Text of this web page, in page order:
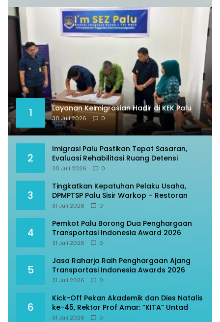
1 Layanan Keimigrasian Hadir di KEK Palu
30 Juli 2026 0
2
Imigrasi Palu Pastikan Tepat Sasaran,
Evaluasi Rehabilitasi Ruang Detensi
30 Juli 2026 0
3
Tingkatkan Kepatuhan Pelaku Usaha,
DPMPTSP Palu Sisir Warkop – Restoran
31 Juli 2026 0
4
Pemkot Palu Borong Dua Penghargaan
Transportasi Indonesia Award 2026
31 Juli 2026 0
5
Jasa Raharja Raih Penghargaan Ajang
Transportasi Indonesia Awards 2026
31 Juli 2026 0
6
Kick-Off Pekan Akademik dan Dies Natalis
ke-45, Rektor Prof Amar: “KITA” Untad
31 Juli 2026 0